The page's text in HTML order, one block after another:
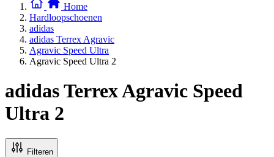
Home
Hardloopschoenen
adidas
adidas Terrex Agravic
Agravic Speed Ultra
Agravic Speed Ultra 2
adidas Terrex Agravic Speed
Ultra 2
Filteren